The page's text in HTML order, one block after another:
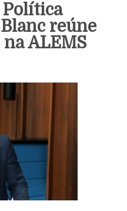
Política
reúne
ALEMS